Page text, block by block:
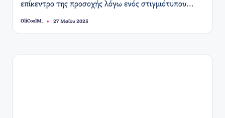
επίκεντρο της προσοχής λόγω ενός στιγμιότυπου…
Συγγραφέας:
OliCoolM. 27 Μαΐου 2025